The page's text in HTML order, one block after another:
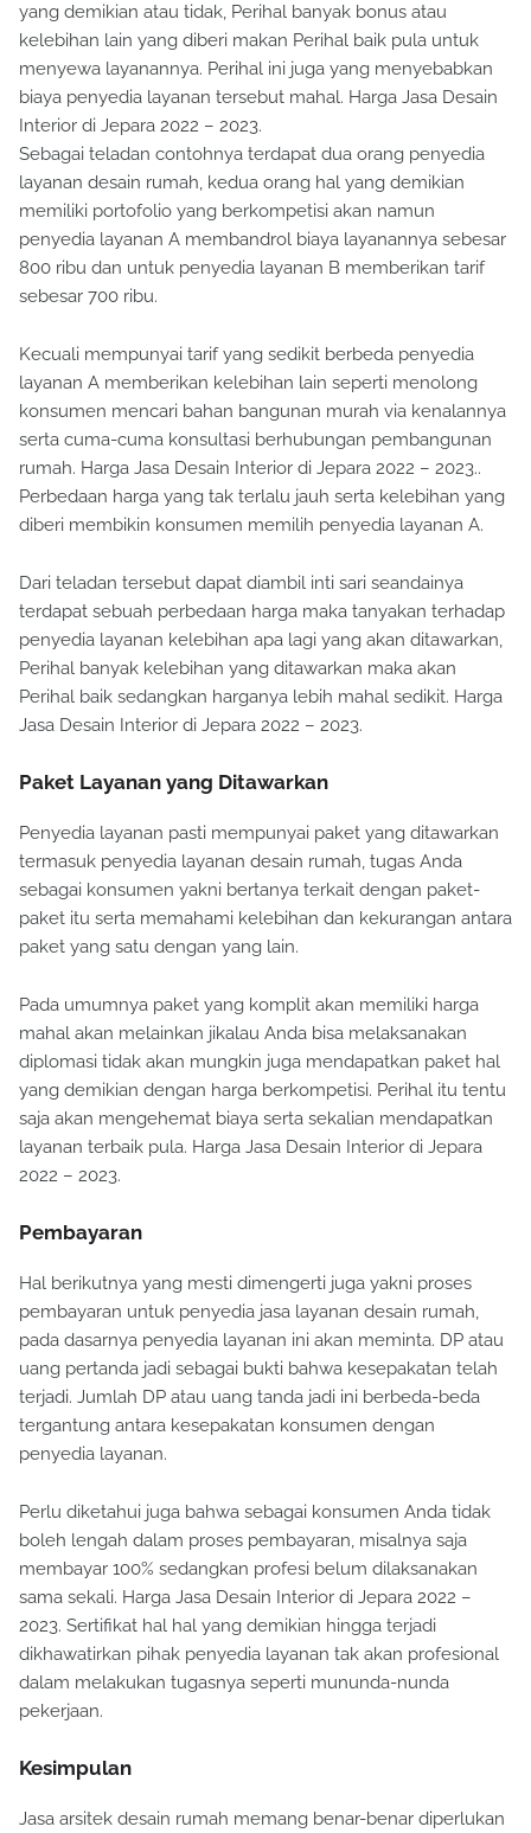
yang demikian atau tidak, Perihal banyak bonus atau
kelebihan lain yang diberi makan Perihal baik pula untuk
menyewa layanannya. Perihal ini juga yang menyebabkan
biaya penyedia layanan tersebut mahal. Harga Jasa Desain
Interior di Jepara 2022 – 2023.
Sebagai teladan contohnya terdapat dua orang penyedia
layanan desain rumah, kedua orang hal yang demikian
memiliki portofolio yang berkompetisi akan namun
penyedia layanan A membandrol biaya layanannya sebesar
800 ribu dan untuk penyedia layanan B memberikan tarif
sebesar 700 ribu.
Kecuali mempunyai tarif yang sedikit berbeda penyedia
layanan A memberikan kelebihan lain seperti menolong
konsumen mencari bahan bangunan murah via kenalannya
serta cuma-cuma konsultasi berhubungan pembangunan
rumah. Harga Jasa Desain Interior di Jepara 2022 – 2023..
Perbedaan harga yang tak terlalu jauh serta kelebihan yang
diberi membikin konsumen memilih penyedia layanan A.
Dari teladan tersebut dapat diambil inti sari seandainya
terdapat sebuah perbedaan harga maka tanyakan terhadap
penyedia layanan kelebihan apa lagi yang akan ditawarkan,
Perihal banyak kelebihan yang ditawarkan maka akan
Perihal baik sedangkan harganya lebih mahal sedikit. Harga
Jasa Desain Interior di Jepara 2022 – 2023.
Paket Layanan yang Ditawarkan
Penyedia layanan pasti mempunyai paket yang ditawarkan
termasuk penyedia layanan desain rumah, tugas Anda
sebagai konsumen yakni bertanya terkait dengan paket-
paket itu serta memahami kelebihan dan kekurangan antara
paket yang satu dengan yang lain.
Pada umumnya paket yang komplit akan memiliki harga
mahal akan melainkan jikalau Anda bisa melaksanakan
diplomasi tidak akan mungkin juga mendapatkan paket hal
yang demikian dengan harga berkompetisi. Perihal itu tentu
saja akan mengehemat biaya serta sekalian mendapatkan
layanan terbaik pula. Harga Jasa Desain Interior di Jepara
2022 – 2023.
Pembayaran
Hal berikutnya yang mesti dimengerti juga yakni proses
pembayaran untuk penyedia jasa layanan desain rumah,
pada dasarnya penyedia layanan ini akan meminta. DP atau
uang pertanda jadi sebagai bukti bahwa kesepakatan telah
terjadi. Jumlah DP atau uang tanda jadi ini berbeda-beda
tergantung antara kesepakatan konsumen dengan
penyedia layanan.
Perlu diketahui juga bahwa sebagai konsumen Anda tidak
boleh lengah dalam proses pembayaran, misalnya saja
membayar 100% sedangkan profesi belum dilaksanakan
sama sekali. Harga Jasa Desain Interior di Jepara 2022 –
2023. Sertifikat hal hal yang demikian hingga terjadi
dikhawatirkan pihak penyedia layanan tak akan profesional
dalam melakukan tugasnya seperti mununda-nunda
pekerjaan.
Kesimpulan
Jasa arsitek desain rumah memang benar-benar diperlukan